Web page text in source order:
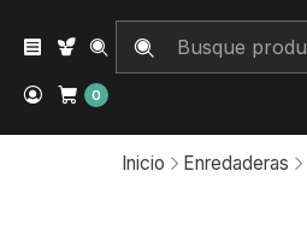
0
Inicio Enredaderas